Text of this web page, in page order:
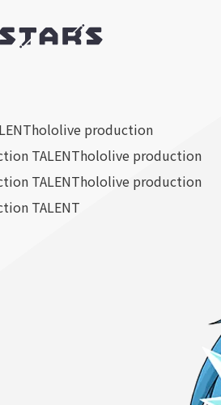
hololive production
TALENThololive production
TALENThololive production
TALENT